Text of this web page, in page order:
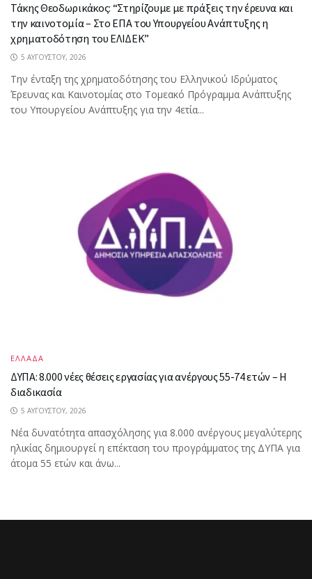
Τάκης Θεοδωρικάκος: “Στηρίζουμε με πράξεις την έρευνα και
την καινοτομία – Στο ΕΠΑ του Υπουργείου Ανάπτυξης η
χρηματοδότηση του ΕΛΙΔΕΚ”
5 ΑΥΓΟΎΣΤΟΥ, 2026
Την ένταξη της χρηματοδότησης του Ελληνικού Ιδρύματος
Έρευνας και Καινοτομίας στο Tομεακό Πρόγραμμα Ανάπτυξης
του Υπουργείου Ανάπτυξης για την 4ετία...
ΕΛΛΑΔΑ
ΔΥΠΑ: 8.000 νέες θέσεις εργασίας για ανέργους 55-74 ετών – Η
διαδικασία
5 ΑΥΓΟΎΣΤΟΥ, 2026
Νέα δυνατότητα απασχόλησης για 8.000 ανέργους μεγαλύτερης
ηλικίας δημιουργεί η επέκταση του προγράμματος της ΔΥΠΑ για
άτομα 55 ετών και άνω...